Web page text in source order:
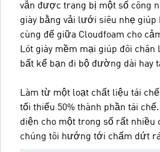
vẫn được trang bị một số công
giày bằng vải lưới siêu nhẹ
cùng đế giữa Cloudfoam cho
Lót giày mềm mại giúp đôi
bất kể bạn đi bộ đường dài hay
Làm từ một loạt chất liệu tái
tối thiểu 50% thành phần tái
diện cho một trong số rất nhiều
chúng tôi hướng tới chấm dứt